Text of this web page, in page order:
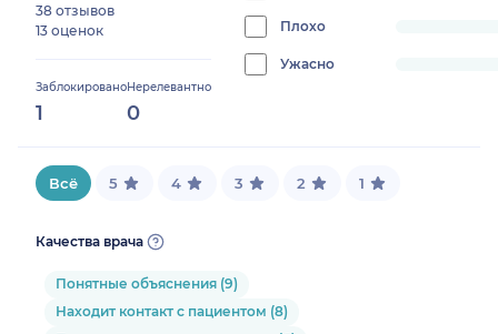
38 отзывов
13 оценок
Заблокировано
1
Нерелевантно
0
0%
Плохо
progress:
Ужасно
0%
Всё 5 4 3 2 1
Качества врача
Понятные объяснения (9)
Находит контакт с пациентом (8)